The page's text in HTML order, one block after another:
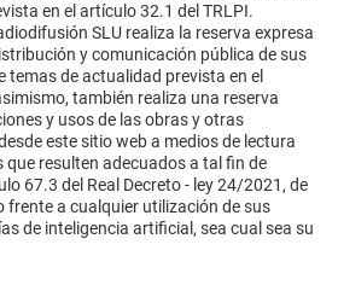
en el artículo 32.1 del TRLPI.
SLU realiza la reserva expresa
y comunicación pública de sus
de actualidad prevista en el
también realiza una reserva
y usos de las obras y otras
este sitio web a medios de lectura
que resulten adecuados a tal fin de
67.3 del Real Decreto - ley 24/2021, de
frente a cualquier utilización de sus
de inteligencia artificial, sea cual sea su